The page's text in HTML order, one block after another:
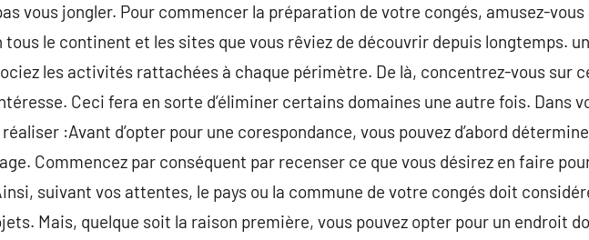
vous jongler. Pour commencer la préparation de votre congés, amusez-vous
le continent et les sites que vous rêviez de découvrir depuis longtemps.
les activités rattachées à chaque périmètre. De là, concentrez-vous sur
Ceci fera en sorte d’éliminer certains domaines une autre fois. Dans
:Avant d’opter pour une corespondance, vous pouvez d’abord
Commencez par conséquent par recenser ce que vous désirez en faire
suivant vos attentes, le pays ou la commune de votre congés doit
Mais, quelque soit la raison première, vous pouvez opter pour un endroit